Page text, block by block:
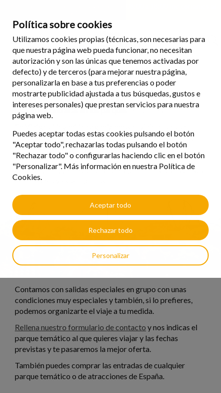
Parques temáticos
Diversión, fantasía, magia, ilusión. Todo esto y mucho
más lo encontrarás en los parques temáticos.
temático que más te guste, de España (Port Aventura,
Terra Mitica, Warner, Isla Mágica, etc.) o del resto del
mundo (Disneyland-Paris, Futuroscope, DisneyWorld-
Orlando, etc.) , para que disfrutes junto a los tuyos de sus
atracciones y espectáculos.
Contamos con salidas especiales en grupo con unas
condiciones muy especiales y también, si lo prefieres,
podemos organizarte el viaje a tu medida.
Rellena nuestro formulario de contacto y nos indicas el
parque temático al que quieres viajar y las fechas
previstas y te pasaremos la mejor oferta.
También puedes comprar las entradas de cualquier
parque temático o de atracciones de España.
Política sobre cookies
Utilizamos cookies propias (técnicas, son necesarias para
que nuestra página web pueda funcionar, no necesitan
autorización y son las únicas que tenemos activadas por
defecto) y de terceros (para mejorar nuestra página,
personalizarla en base a tus preferencias o poder
mostrarte publicidad ajustada a tus búsquedas, gustos e
intereses personales) que prestan servicios para nuestra
página web.
Puedes aceptar todas estas cookies pulsando el botón
"Aceptar todo", rechazarlas todas pulsando el botón
"Rechazar todo" o configurarlas haciendo clic en el botón
"Personalizar". Más información en nuestra Política de
Cookies.
Personalizar
Rechazar todo
Aceptar todo